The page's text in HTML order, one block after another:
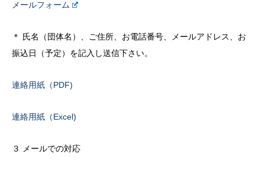
メールフォーム
＊ 氏名（団体名）、ご住所、お電話番号、メールアドレス、お
振込日（予定）を記入し送信下さい。
連絡用紙（PDF)
連絡用紙（Excel)
３ メールでの対応